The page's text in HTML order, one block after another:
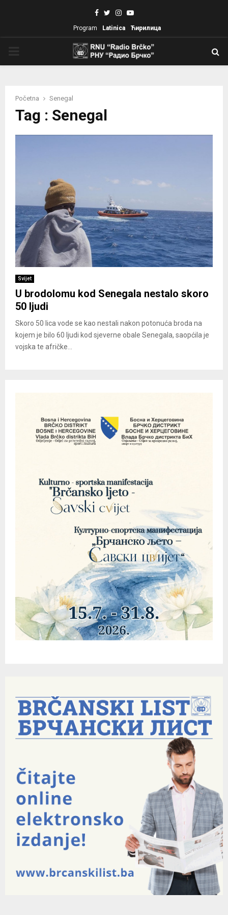
Facebook
TwitterInstagram
Youtube
Program Latinica Ћирилица
Početna Senegal
Tag : Senegal
Svijet
U brodolomu kod Senegala nestalo skoro
50 ljudi
Skoro 50 lica vode se kao nestali nakon potonuća broda na
kojem je bilo 60 ljudi kod sjeverne obale Senegala, saopćila je
vojska te afričke...